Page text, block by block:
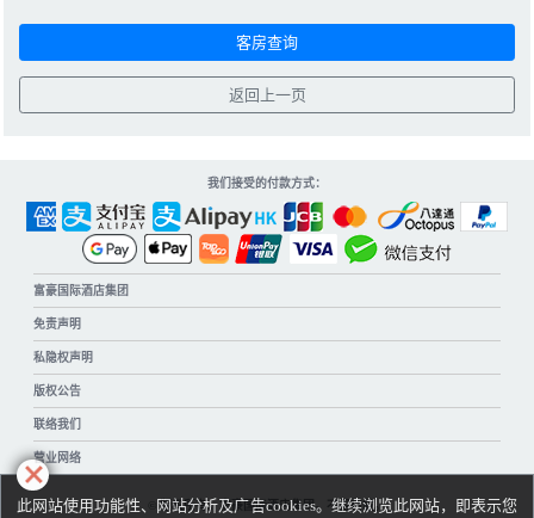
此网站使用功能性、网站分析及广告cookies。继续浏览此网站，即表示您
富豪国际酒店集团
免责声明
私隐权声明
版权公告
联络我们
营业网络
© 版权所有。富豪国际酒店集团。不得转载。
我们接受的付款方式：